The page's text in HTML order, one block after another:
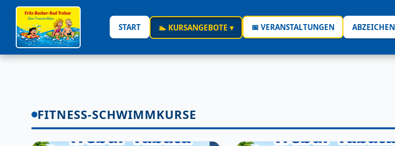
START 🏊 KURSANGEBOTE ▾ 📅 VERANSTALTUNGEN ABZEICHEN
FITNESS-SCHWIMMKURSE